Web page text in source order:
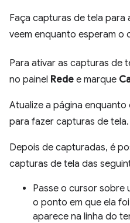
Faça capturas de tela para
veem enquanto esperam o
Para ativar as capturas de
no painel Rede e marque
Atualize a página enquanto
para fazer capturas de tela.
Depois de capturadas, é
capturas de tela das
Passe o cursor sobre
o ponto em que ela
aparece na linha do